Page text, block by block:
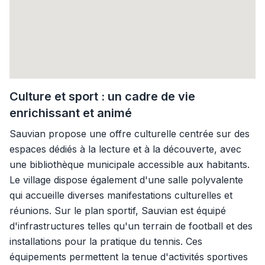
Culture et sport : un cadre de vie
enrichissant et animé
Sauvian propose une offre culturelle centrée sur des
espaces dédiés à la lecture et à la découverte, avec
une bibliothèque municipale accessible aux habitants.
Le village dispose également d'une salle polyvalente
qui accueille diverses manifestations culturelles et
réunions. Sur le plan sportif, Sauvian est équipé
d'infrastructures telles qu'un terrain de football et des
installations pour la pratique du tennis. Ces
équipements permettent la tenue d'activités sportives